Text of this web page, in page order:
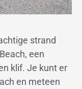
strand
een
klif. Je kunt er
en meteen